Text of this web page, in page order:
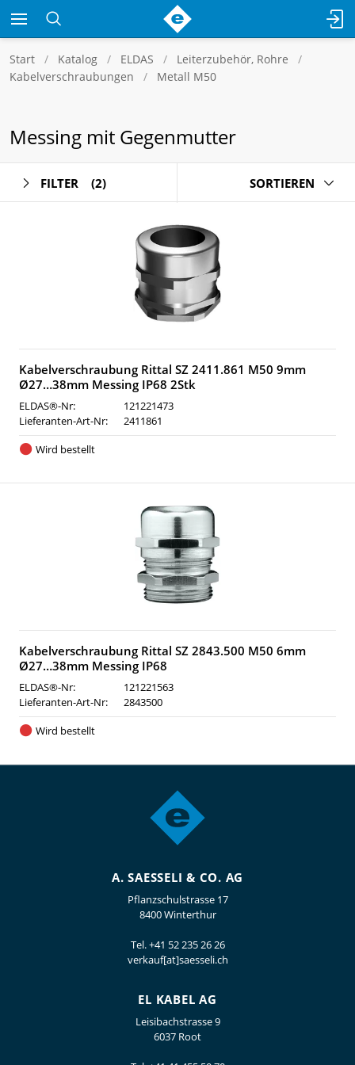
Start Katalog ELDAS
Leiterzubehör, Rohre
Kabelverschraubungen
Metall M50
Messing mit Gegenmutter
FILTER (2) SORTIEREN
Kabelverschraubung Rittal SZ 2411.861 M50 9mm
Ø27…38mm Messing IP68 2Stk
ELDAS®-Nr:
121221473
Lieferanten-Art-Nr:
2411861
Wird bestellt
Kabelverschraubung Rittal SZ 2843.500 M50 6mm
Ø27…38mm Messing IP68
ELDAS®-Nr:
121221563
Lieferanten-Art-Nr:
2843500
Wird bestellt
A. SAESSELI & CO. AG
Pflanzschulstrasse 17
8400 Winterthur
Tel.+41 52 235 26 26
verkauf[at]saesseli.ch
EL KABEL AG
Leisibachstrasse 9
6037 Root